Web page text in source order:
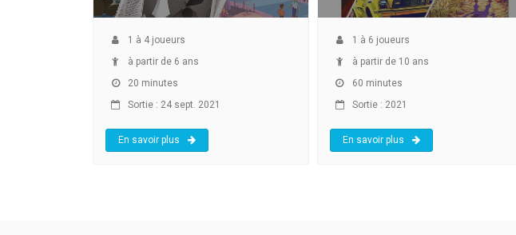
1 à 4 joueurs
à partir de 6 ans
20 minutes
Sortie : 24 sept. 2021
En savoir plus
1 à 6 joueurs
à partir de 10 ans
60 minutes
Sortie : 2021
En savoir plus